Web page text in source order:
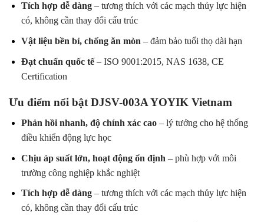
Tích hợp dễ dàng– tương thích với các mạch thủy lực hiện
có, không cần thay đổi cấu trúc
Vật liệu bền bỉ, chống ăn mòn – đảm bảo tuổi thọ dài hạn
Đạt chuẩn quốc tế– ISO 9001:2015, NAS 1638, CE
Certification
Ưu điểm nổi bật DJSV-003A YOYIK Vietnam
Phản hồi nhanh, độ chính xác cao– lý tưởng cho hệ thống
điều khiển động lực học
Chịu áp suất lớn, hoạt động ổn định – phù hợp với môi
trường công nghiệp khắc nghiệt
Tích hợp dễ dàng– tương thích với các mạch thủy lực hiện
có, không cần thay đổi cấu trúc